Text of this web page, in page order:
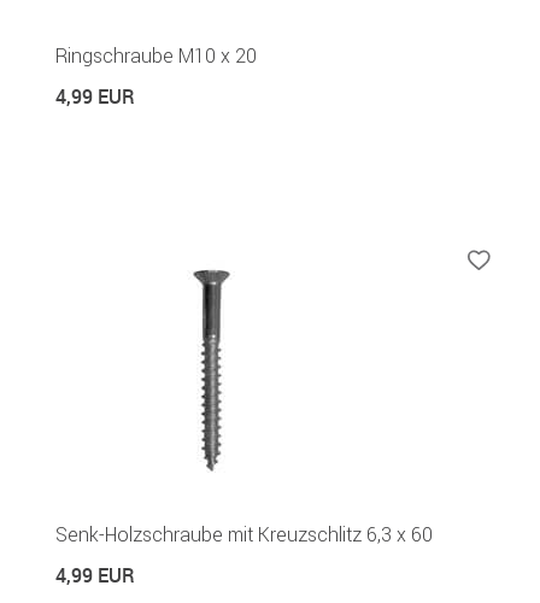
Ringschraube M10 x 20
4,99 EUR
Senk-Holzschraube mit Kreuzschlitz 6,3 x 60
4,99 EUR